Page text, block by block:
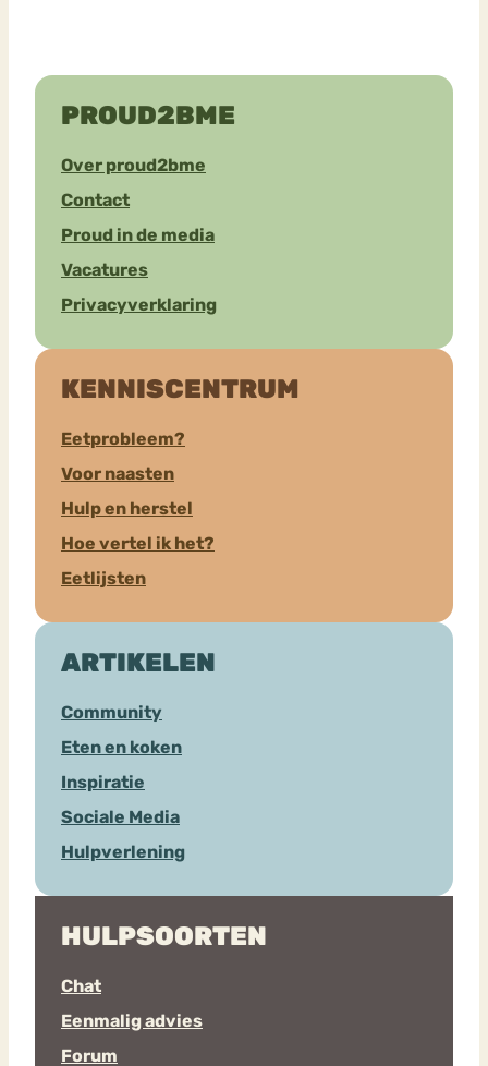
PROUD2BME
Over proud2bme
Contact
Proud in de media
Vacatures
Privacyverklaring
KENNISCENTRUM
Eetprobleem?
Voor naasten
Hulp en herstel
Hoe vertel ik het?
Eetlijsten
ARTIKELEN
Community
Eten en koken
Inspiratie
Sociale Media
Hulpverlening
HULPSOORTEN
Chat
Eenmalig advies
Forum